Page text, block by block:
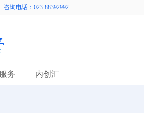
咨询电话：023-88392992
服务 内创汇